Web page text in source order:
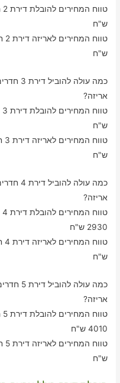
ש"ח
ש"ח
כמה
אריזה?
ש"ח
ש"ח
כמה
אריזה?
2930 ש"ח
ש"ח
כמה
אריזה?
4010 ש"ח
ש"ח